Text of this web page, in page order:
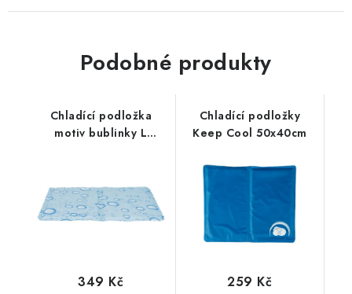
Podobné produkty
Chladící podložka
motiv bublinky L
349 Kč
Chladící podložky
Keep Cool 50x40cm
259 Kč